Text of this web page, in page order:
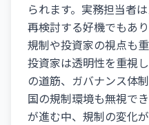
られます。実務担当者
再検討する好機でもあり
規制や投資家の視点も
投資家は透明性を重視
の道筋、ガバナンス体
国の規制環境も無視で
が進む中、規制の変化